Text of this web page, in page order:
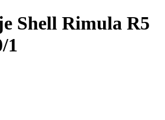
Shell Rimula R5
1